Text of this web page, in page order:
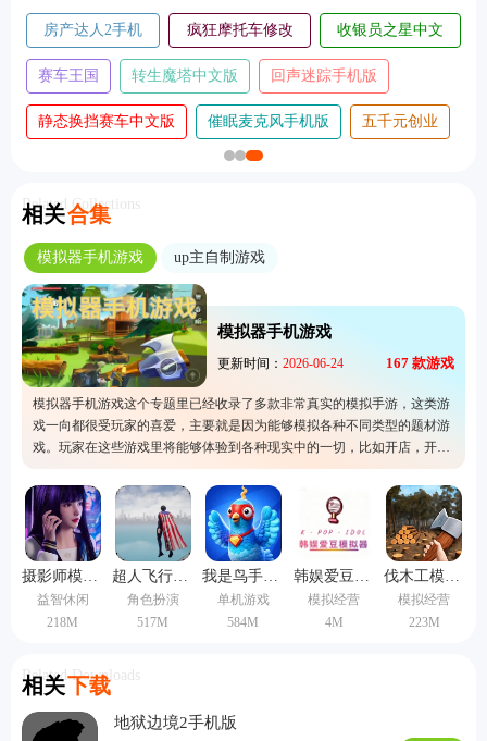
房产达人2手机
版
疯狂摩托车修改
版
收银员之星中文
版
赛车王国
转生魔塔中文版 回声迷踪手机版
静态换挡赛车中文版 催眠麦克风手机版 五千元创业
相关合集
Related Collections
模拟器手机游戏 up主自制游戏
模拟器手机游戏
更新时间： 2026-06-24 167 款游戏
模拟器手机游戏这个专题里已经收录了多款非常真实的模拟手游，这类游
戏一向都很受玩家的喜爱，主要就是因为能够模拟各种不同类型的题材游
戏。玩家在这些游戏里将能够体验到各种现实中的一切，比如开店，开飞
机还有模拟驾驶。这个专题拥有下载的服务，能够让玩家们轻松找到和下
载适合自己的手游，手游快来下载体验看看吧。
益智休闲
218M
角色扮演
517M
单机游戏
584M
模拟经营
4M
伐木工模拟器3d手机版
模拟经营
223M
相关下载
Related Downloads
地狱边境2手机版